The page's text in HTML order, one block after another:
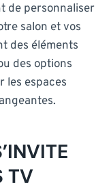
de personnaliser
salon et vos
des éléments
des options
les espaces
TV